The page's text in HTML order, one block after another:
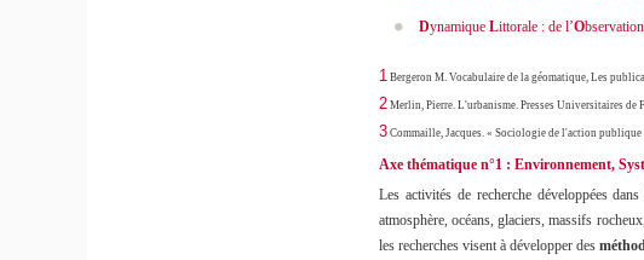
Dynamique Littorale : de l’O
1 Bergeron M. Vocabulaire de la géomatique, Les
2 Merlin, Pierre. L'urbanisme. Presses Universitaires de
3 Commaille, Jacques. « Sociologie de l'action publique
Axe thématique n°1 : Environnement,
Les activités de recherche développées dans
atmosphère, océans, glaciers, massifs
les recherches visent à développer des